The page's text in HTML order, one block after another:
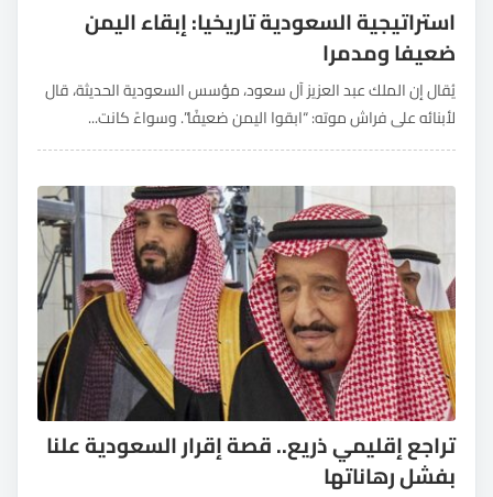
استراتيجية السعودية تاريخيا: إبقاء اليمن
ضعيفا ومدمرا
يُقال إن الملك عبد العزيز آل سعود، مؤسس السعودية الحديثة، قال
لأبنائه على فراش موته: “ابقوا اليمن ضعيفًا”. وسواءً كانت...
تراجع إقليمي ذريع.. قصة إقرار السعودية علنا
بفشل رهاناتها